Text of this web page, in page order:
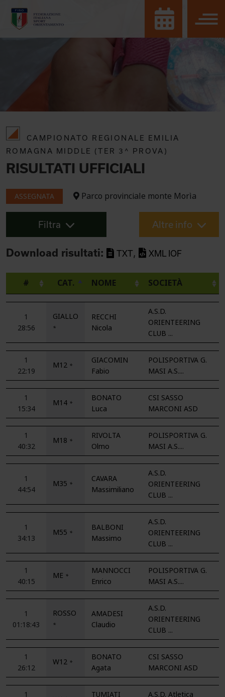
CAMPIONATO REGIONALE EMILIA
ROMAGNA MIDDLE (TER 3^ PROVA)
RISULTATI UFFICIALI
ASSEGNATA Parco provinciale monte Morìa
Altre info
Filtra
Download risultati: TXT, XML IOF
# CAT. NOME SOCIETÀ
1
28:56
GIALLO
*
RECCHI
Nicola
A.S.D.
ORIENTEERING
CLUB ...
1
22:19
M12 *
GIACOMIN
Fabio
POLISPORTIVA G.
MASI A.S....
1
15:34
M14 *
BONATO
Luca
CSI SASSO
MARCONI ASD
1
40:32
M18 *
RIVOLTA
Olmo
POLISPORTIVA G.
MASI A.S....
1
44:54
M35 *
CAVARA
Massimiliano
A.S.D.
ORIENTEERING
CLUB ...
1
34:13
M55 *
BALBONI
Massimo
A.S.D.
ORIENTEERING
CLUB ...
1
40:15
ME *
MANNOCCI
Enrico
POLISPORTIVA G.
MASI A.S....
1
01:18:43
ROSSO
*
AMADESI
Claudio
A.S.D.
ORIENTEERING
CLUB ...
1
26:12
W12 *
BONATO
Agata
CSI SASSO
MARCONI ASD
1
TUMIATI
A.S.D. Atletica